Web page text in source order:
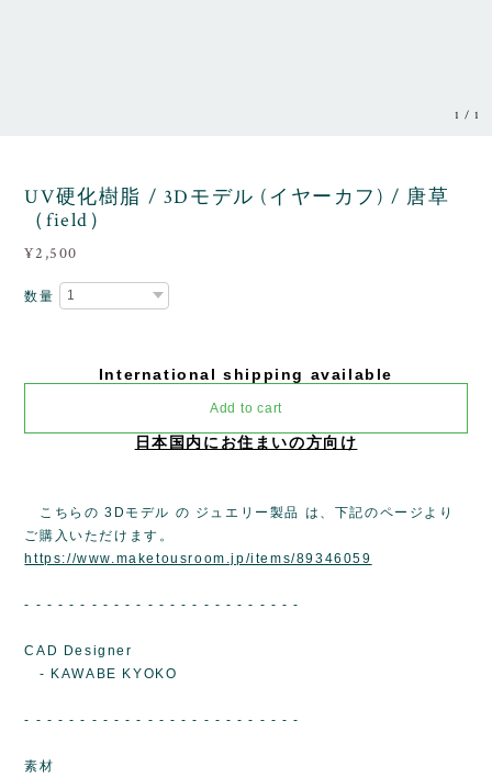
1 /1
UV硬化樹脂 / 3Dモデル (イヤーカフ) / 唐草
（field）
¥2,500
数量
International shipping available
Add to cart
日本国内にお住まいの方向け
こちらの 3Dモデル の ジュエリー製品 は、下記のページより
ご購入いただけます。
https://www.maketousroom.jp/items/89346059
- - - - - - - - - - - - - - - - - - - - - - - - -
CAD Designer
- KAWABE KYOKO
- - - - - - - - - - - - - - - - - - - - - - - - -
素材